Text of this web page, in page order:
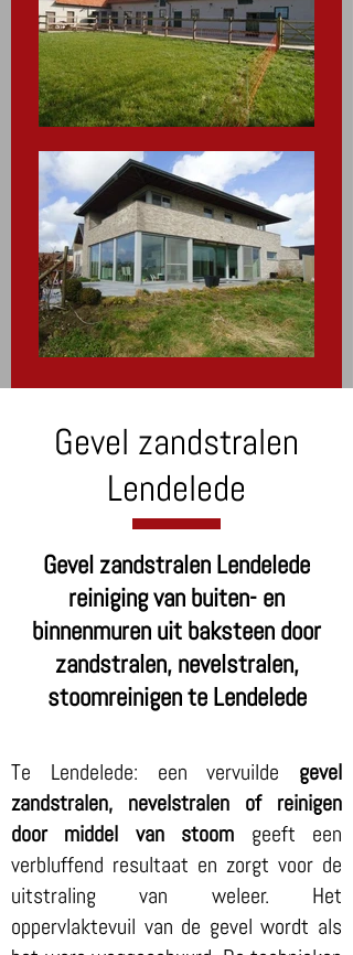
Gevel zandstralen
Lendelede
Gevel zandstralen Lendelede
reiniging van buiten- en
binnenmuren uit baksteen door
zandstralen, nevelstralen,
stoomreinigen te Lendelede
Te Lendelede: een vervuilde gevel
zandstralen, nevelstralen of reinigen
door middel van stoom geeft een
verbluffend resultaat en zorgt voor de
uitstraling van weleer. Het
oppervlaktevuil van de gevel wordt als